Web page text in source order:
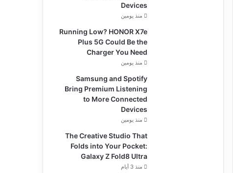
Devices
منذ يومين
Running Low? HONOR X7e
Plus 5G Could Be the
Charger You Need
منذ يومين
Samsung and Spotify
Bring Premium Listening
to More Connected
Devices
منذ يومين
The Creative Studio That
Folds into Your Pocket:
Galaxy Z Fold8 Ultra
منذ 3 أيام